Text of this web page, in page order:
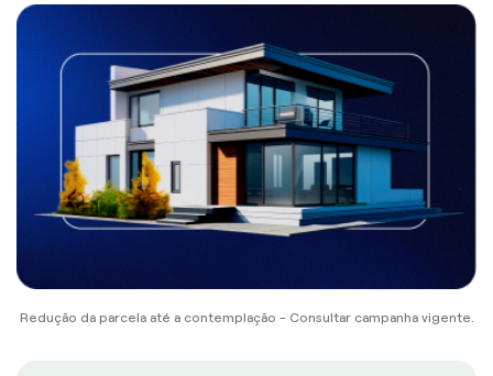
Redução da parcela até a contemplação - Consultar campanha vigente.